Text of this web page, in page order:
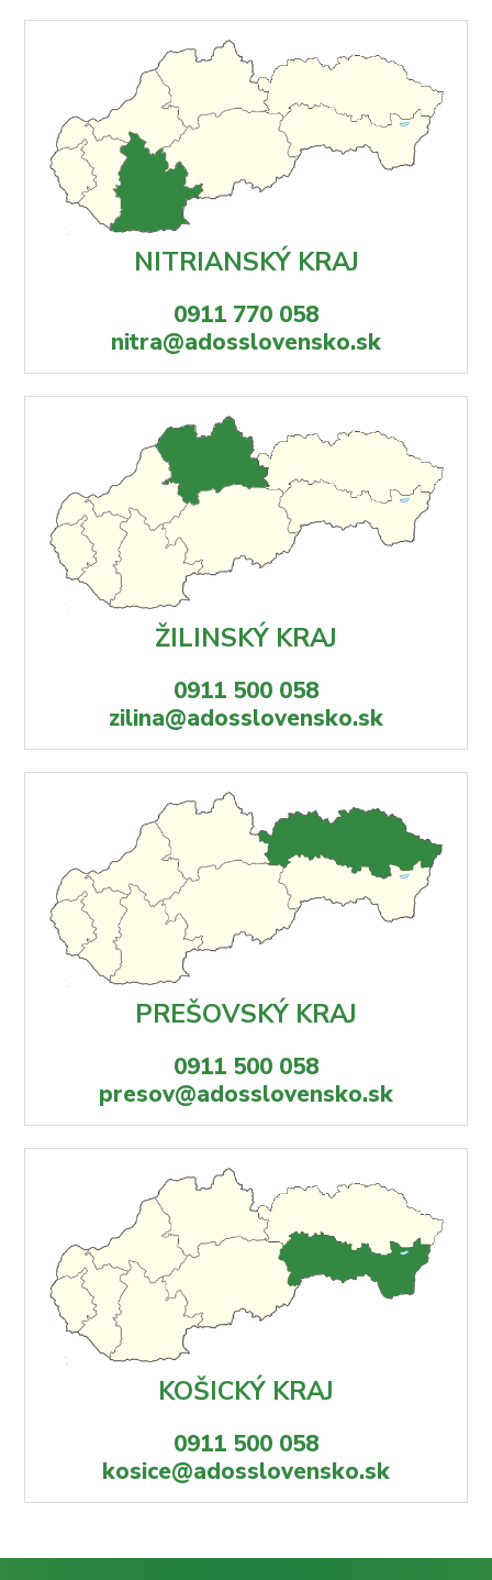
NITRIANSKÝ KRAJ
0911 770 058
nitra@adosslovensko.sk
ŽILINSKÝ KRAJ
0911 500 058
zilina@adosslovensko.sk
PREŠOVSKÝ KRAJ
0911 500 058
presov@adosslovensko.sk
KOŠICKÝ KRAJ
0911 500 058
kosice@adosslovensko.sk